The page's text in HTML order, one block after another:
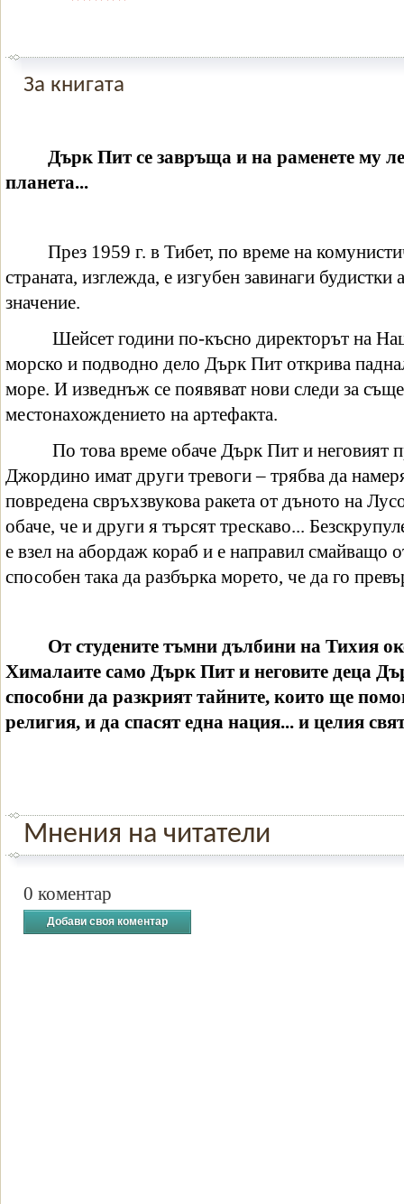
За книгата
Дърк Пит се завръща и на раменете му
планета...
През 1959 г. в Тибет, по време на
страната, изглежда, е изгубен завинаги
значение.
Шейсет години по-късно директорът на
морско и подводно дело Дърк Пит открива
море. И изведнъж се появяват нови следи за
местонахождението на артефакта.
По това време обаче Дърк Пит и неговият
Джордино имат други тревоги – трябва да
повредена свръхзвукова ракета от дъното на
обаче, че и други я търсят трескаво...
е взел на абордаж кораб и е направил смайващо
способен така да разбърка морето, че да го
От студените тъмни дълбини на Тихия
Хималаите само Дърк Пит и неговите деца
способни да разкрият тайните, които ще
религия, и да спасят една нация... и целия
Мнения на читатели
0 коментар
Добави своя коментар